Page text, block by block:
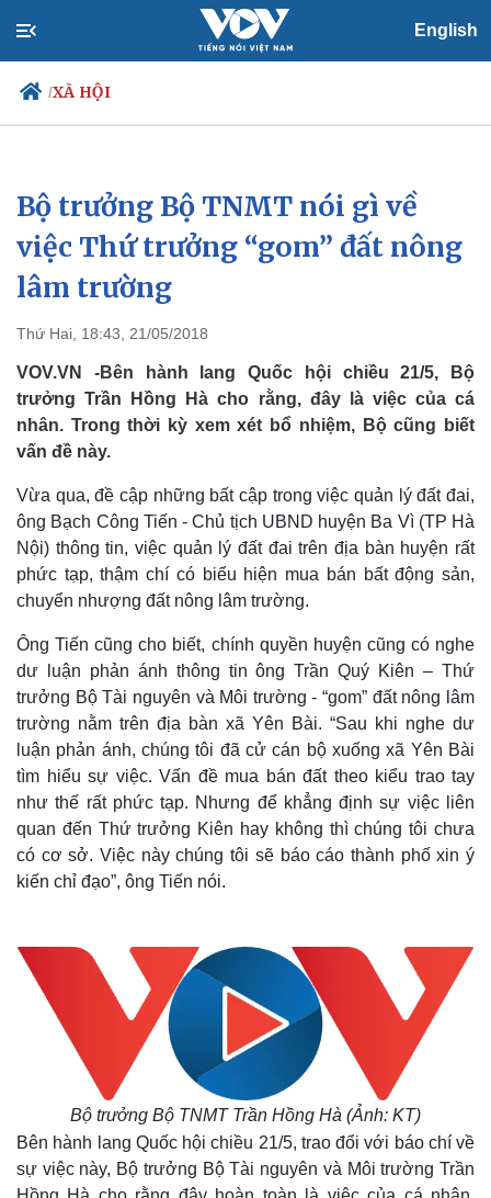
English
/XÃ HỘI
Chính trị
Đảng
Tổ chức nhân sự
Quốc hội
Xã hội
Dự báo thời tiết
Bộ trưởng Bộ TNMT nói gì về
việc Thứ trưởng “gom” đất nông
lâm trường
Thứ Hai, 18:43, 21/05/2018
VOV.VN -Bên hành lang Quốc hội chiều 21/5, Bộ
trưởng Trần Hồng Hà cho rằng, đây là việc của cá
nhân. Trong thời kỳ xem xét bổ nhiệm, Bộ cũng biết
vấn đề này.
Vừa qua, đề cập những bất cập trong việc quản lý đất đai,
ông Bạch Công Tiến - Chủ tịch UBND huyện Ba Vì (TP Hà
Nội) thông tin, việc quản lý đất đai trên địa bàn huyện rất
phức tạp, thậm chí có biểu hiện mua bán bất động sản,
chuyển nhượng đất nông lâm trường.
Ông Tiến cũng cho biết, chính quyền huyện cũng có nghe
dư luận phản ánh thông tin ông Trần Quý Kiên – Thứ
trưởng Bộ Tài nguyên và Môi trường - “gom” đất nông lâm
trường nằm trên địa bàn xã Yên Bài. “Sau khi nghe dư
luận phản ánh, chúng tôi đã cử cán bộ xuống xã Yên Bài
tìm hiểu sự việc. Vấn đề mua bán đất theo kiểu trao tay
như thế rất phức tạp. Nhưng để khẳng định sự việc liên
quan đến Thứ trưởng Kiên hay không thì chúng tôi chưa
có cơ sở. Việc này chúng tôi sẽ báo cáo thành phố xin ý
kiến chỉ đạo”, ông Tiến nói.
Bộ trưởng Bộ TNMT Trần Hồng Hà (Ảnh: KT)
Bên hành lang Quốc hội chiều 21/5, trao đổi với báo chí về
sự việc này, Bộ trưởng Bộ Tài nguyên và Môi trường Trần